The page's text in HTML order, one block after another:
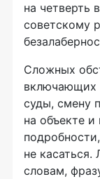
на четверть
советскому
Сложных
включающих
суды, смену
на объекте
не
словам,